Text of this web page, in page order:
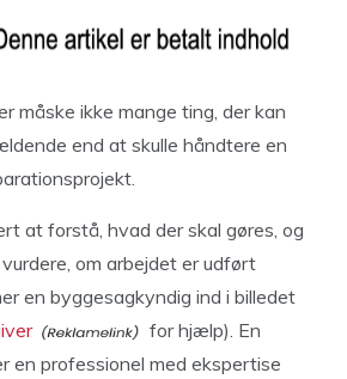
måske ikke mange ting, der kan
end at skulle håndtere en
at forstå, hvad der skal gøres, og
om arbejdet er udført
en byggesagkyndig ind i billedet
for hjælp). En
en professionel med ekspertise